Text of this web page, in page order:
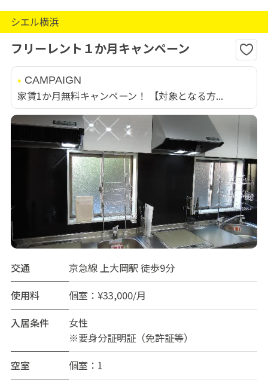
シエル横浜
フリーレント１か月キャンペーン
CAMPAIGN
家賃1か月無料キャンペーン！ 【対象となる方...
交通
京急線 上大岡駅 徒歩9分
使用料
個室：¥33,000/月
入居条件
女性
※要身分証明証（免許証等）
空室
個室：1